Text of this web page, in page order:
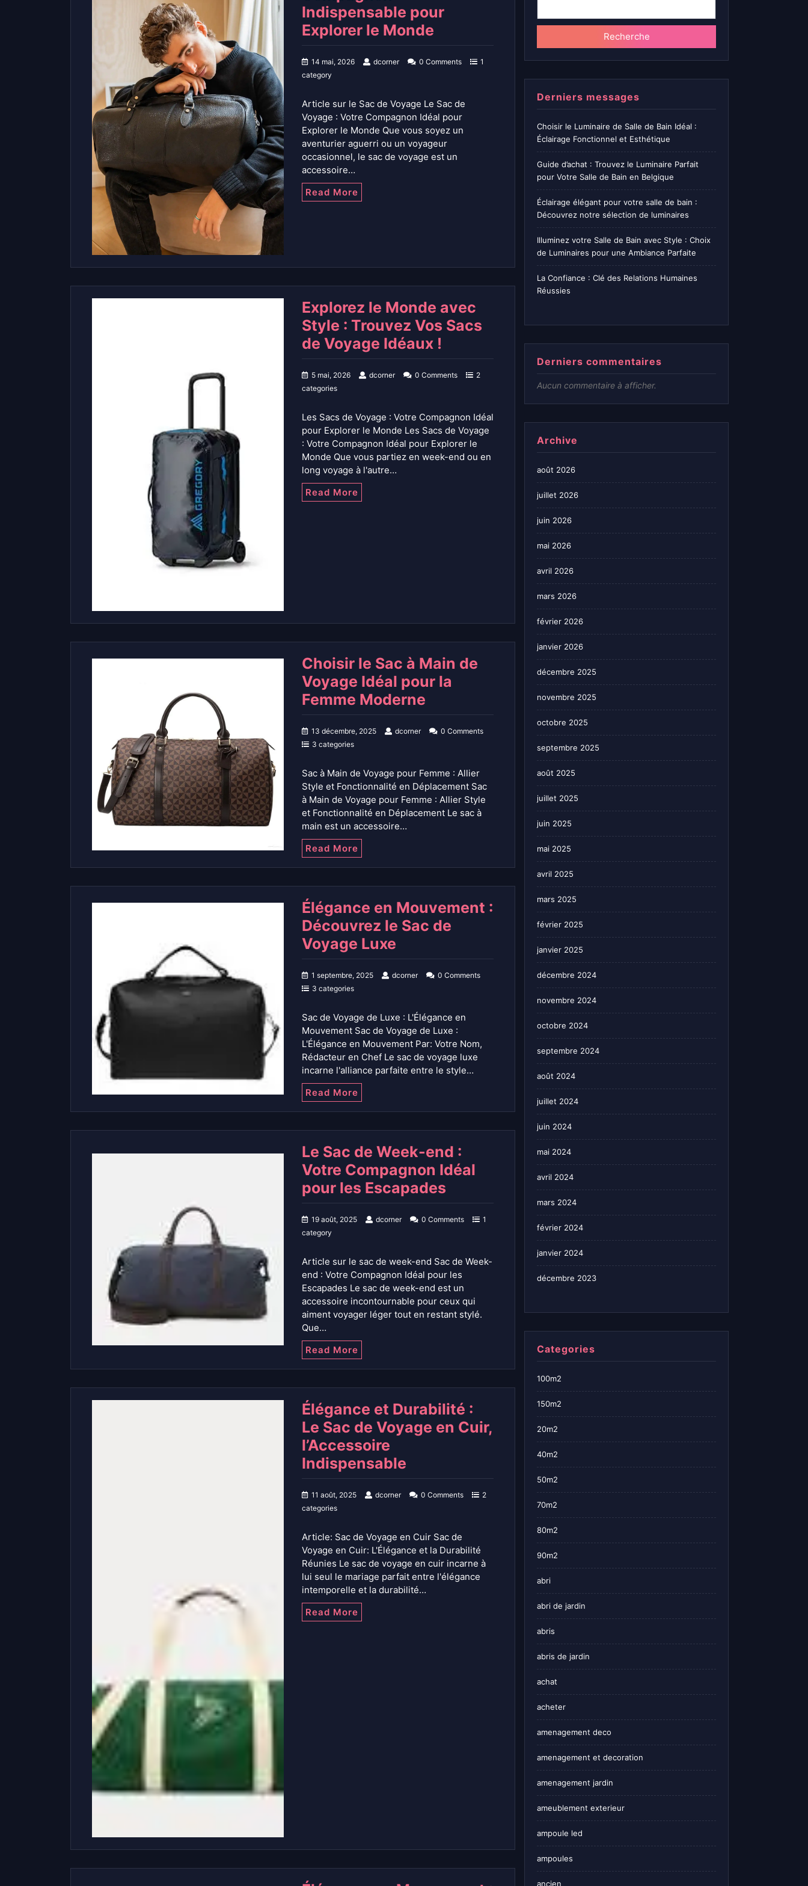
Indispensable pour
Explorer le Monde
14 mai, 2026 dcorner 0 Comments
1
category
Article sur le Sac de Voyage Le Sac de
Voyage : Votre Compagnon Idéal pour
Explorer le Monde Que vous soyez un
aventurier aguerri ou un voyageur
occasionnel, le sac de voyage est un
accessoire…
Read More
Explorez le Monde avec
Style : Trouvez Vos Sacs
de Voyage Idéaux !
5 mai, 2026 dcorner 0 Comments
2
categories
Les Sacs de Voyage : Votre Compagnon Idéal
pour Explorer le Monde Les Sacs de Voyage
: Votre Compagnon Idéal pour Explorer le
Monde Que vous partiez en week-end ou en
long voyage à l'autre…
Read More
Choisir le Sac à Main de
Voyage Idéal pour la
Femme Moderne
13 décembre, 2025 dcorner
0 Comments
3 categories
Sac à Main de Voyage pour Femme : Allier
Style et Fonctionnalité en Déplacement Sac
à Main de Voyage pour Femme : Allier Style
et Fonctionnalité en Déplacement Le sac à
main est un accessoire…
Read More
Élégance en Mouvement :
Découvrez le Sac de
Voyage Luxe
1 septembre, 2025 dcorner
0 Comments
3 categories
Sac de Voyage de Luxe : L'Élégance en
Mouvement Sac de Voyage de Luxe :
L'Élégance en Mouvement Par: Votre Nom,
Rédacteur en Chef Le sac de voyage luxe
incarne l'alliance parfaite entre le style…
Read More
Le Sac de Week-end :
Votre Compagnon Idéal
pour les Escapades
19 août, 2025 dcorner 0 Comments
1
category
Article sur le sac de week-end Sac de Week-
end : Votre Compagnon Idéal pour les
Escapades Le sac de week-end est un
accessoire incontournable pour ceux qui
aiment voyager léger tout en restant stylé.
Que…
Read More
Élégance et Durabilité :
Le Sac de Voyage en Cuir,
l’Accessoire
Indispensable
11 août, 2025 dcorner 0 Comments
2
categories
Article: Sac de Voyage en Cuir Sac de
Voyage en Cuir: L'Élégance et la Durabilité
Réunies Le sac de voyage en cuir incarne à
lui seul le mariage parfait entre l'élégance
intemporelle et la durabilité…
Read More
Recherche
Derniers messages
Choisir le Luminaire de Salle de Bain Idéal :
Éclairage Fonctionnel et Esthétique
Guide d’achat : Trouvez le Luminaire Parfait
pour Votre Salle de Bain en Belgique
Éclairage élégant pour votre salle de bain :
Découvrez notre sélection de luminaires
Illuminez votre Salle de Bain avec Style : Choix
de Luminaires pour une Ambiance Parfaite
La Confiance : Clé des Relations Humaines
Réussies
Derniers commentaires
Aucun commentaire à afficher.
Archive
août 2026
juillet 2026
juin 2026
mai 2026
avril 2026
mars 2026
février 2026
janvier 2026
décembre 2025
novembre 2025
octobre 2025
septembre 2025
août 2025
juillet 2025
juin 2025
mai 2025
avril 2025
mars 2025
février 2025
janvier 2025
décembre 2024
novembre 2024
octobre 2024
septembre 2024
août 2024
juillet 2024
juin 2024
mai 2024
avril 2024
mars 2024
février 2024
janvier 2024
décembre 2023
Categories
100m2
150m2
20m2
40m2
50m2
70m2
80m2
90m2
abri
abri de jardin
abris
abris de jardin
achat
acheter
amenagement deco
amenagement et decoration
amenagement jardin
ameublement exterieur
ampoule led
ampoules
ancien